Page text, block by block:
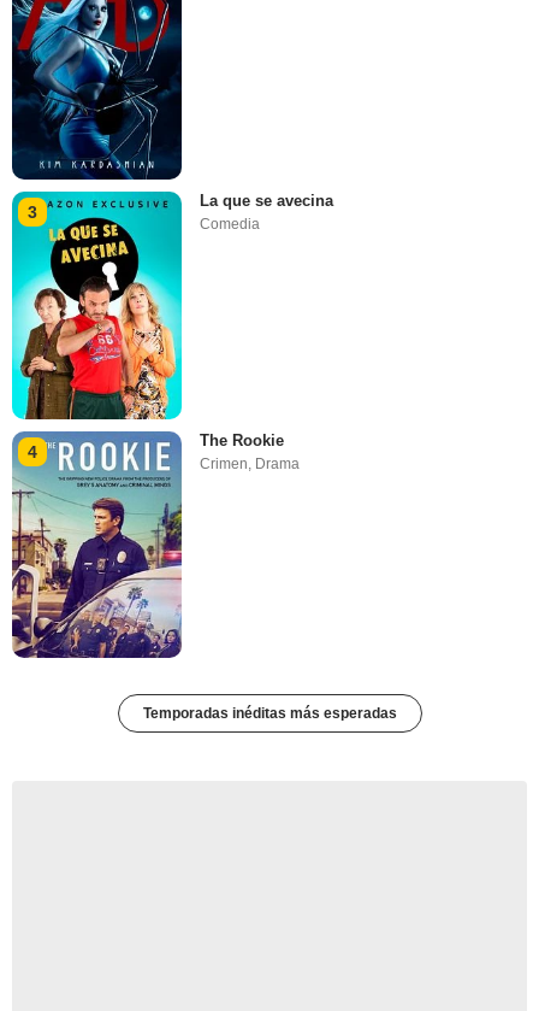
3
La que se avecina
Comedia
4
The Rookie
Crimen Drama
Temporadas inéditas más esperadas